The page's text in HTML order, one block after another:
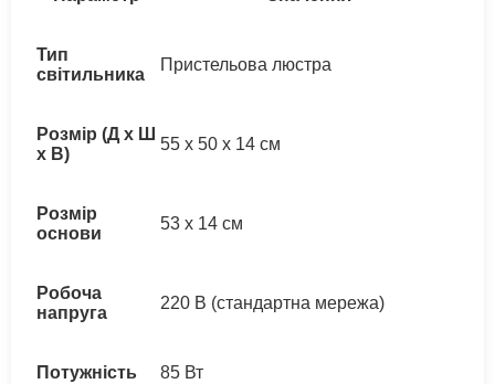
Тип
світильника
Пристельова люстра
Розмір (Д x Ш
x В)
55 x 50 x 14 см
Розмір
основи
53 x 14 см
Робоча
напруга
220 В (стандартна мережа)
Потужність 85 Вт